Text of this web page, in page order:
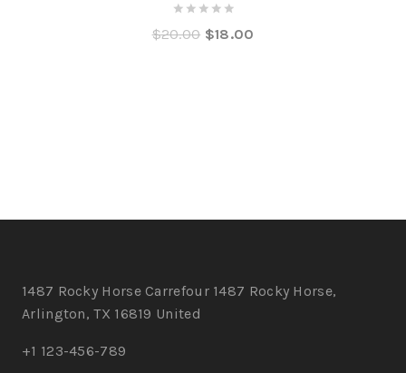
out
$20.00 $18.00
1487 Rocky Horse Carrefour 1487 Rocky Horse,
Arlington, TX 16819 United
+1 123-456-789